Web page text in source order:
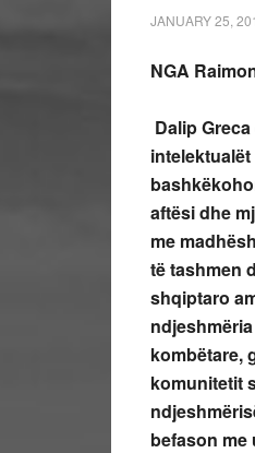
JANUARY 25,
NGA
Dalip
aftësi dhe
me
të tashmen
shqiptaro
kombëtare,
komunitetit
befason